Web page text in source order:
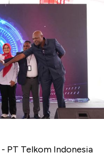
- PT Telkom Indonesia